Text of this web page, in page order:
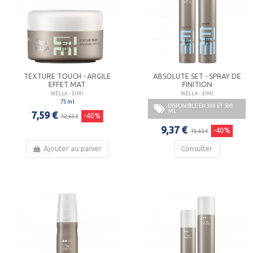
TEXTURE TOUCH - ARGILE
EFFET MAT
WELLA - EIMI
75 ml
7,59 € 12,65 € -40%
Ajouter au panier
ABSOLUTE SET - SPRAY DE
FINITION
WELLA - EIMI
DISPONIBLE EN 300 ET 500
ML
9,37 € 15,62 € -40%
Consulter